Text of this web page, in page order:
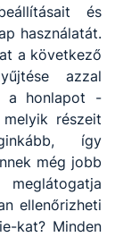
utca
203027/006
és
használatát.
a következő
azzal
a honlapot -
részeit
így
még jobb
ellenőrizheti
kat? Minden